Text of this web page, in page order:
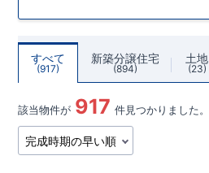
すべて
917
新築分譲住宅
894
土地
23
該当物件が 917 件見つかりました。